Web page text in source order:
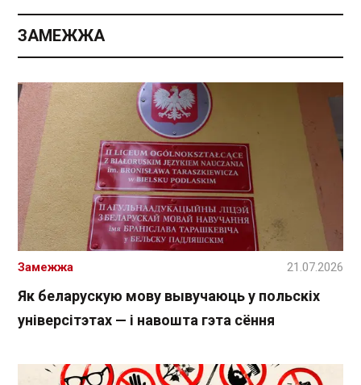
ЗАМЕЖЖА
Як беларускую мову вывучаюць у польскіх
універсітэтах — і навошта гэта сёння
Замежжа 21.07.2026